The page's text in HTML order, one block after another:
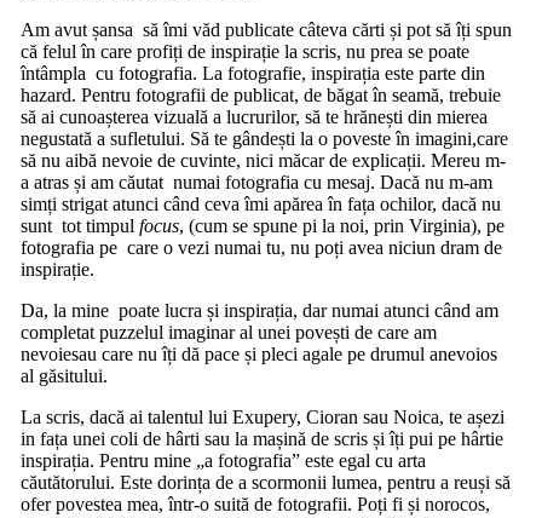
Am avut șansa să îmi văd publicate câteva cărti și pot să îți spun
că felul în care profiți de inspirație la scris, nu prea se poate
întâmpla cu fotografia. La fotografie, inspirația este parte din
hazard. Pentru fotografii de publicat, de băgat în seamă, trebuie
să ai cunoașterea vizuală a lucrurilor, să te hrănești din mierea
negustată a sufletului. Să te gândești la o poveste în imagini,care
să nu aibă nevoie de cuvinte, nici măcar de explicații. Mereu m-
a atras și am căutat numai fotografia cu mesaj. Dacă nu m-am
simți strigat atunci când ceva îmi apărea în fața ochilor, dacă nu
sunt tot timpul focus, (cum se spune pi la noi, prin Virginia), pe
fotografia pe care o vezi numai tu, nu poți avea niciun dram de
inspirație.
Da, la mine poate lucra și inspirația, dar numai atunci când am
completat puzzelul imaginar al unei povești de care am
nevoiesau care nu îți dă pace și pleci agale pe drumul anevoios
al găsitului.
La scris, dacă ai talentul lui Exupery, Cioran sau Noica, te așezi
in fața unei coli de hârti sau la mașină de scris și îți pui pe hârtie
inspirația. Pentru mine „a fotografia” este egal cu arta
căutătorului. Este dorința de a scormonii lumea, pentru a reuși să
ofer povestea mea, într-o suită de fotografii. Poți fi și norocos,